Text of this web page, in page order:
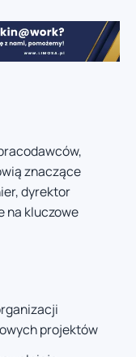
znaczące
dyrektor
na kluczowe
projektów